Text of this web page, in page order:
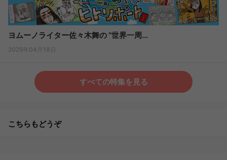
ヨムーノライター佐々木舞の “世界一周...
2025年04月18日
すべての特集を見る
こちらもどうぞ